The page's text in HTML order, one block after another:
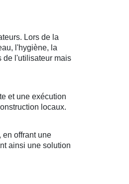
Lors de la
l'hygiène, la
de l'utilisateur mais
et une exécution
locaux.
offrant une
ainsi une solution